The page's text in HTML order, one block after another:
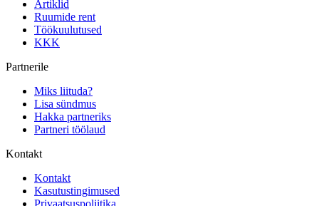
Artiklid
Ruumide rent
Töökuulutused
KKK
Partnerile
Miks liituda?
Lisa sündmus
Hakka partneriks
Partneri töölaud
Kontakt
Kontakt
Kasutustingimused